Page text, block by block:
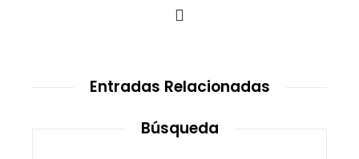
Entradas Relacionadas
Búsqueda